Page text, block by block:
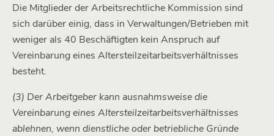
Die Mitglieder der Arbeitsrechtliche Kommission sind
sich darüber einig, dass in Verwaltungen/Betrieben mit
weniger als 40 Beschäftigten kein Anspruch auf
Vereinbarung eines Altersteilzeitarbeitsverhältnisses
besteht.
(3) Der Arbeitgeber kann ausnahmsweise die
Vereinbarung eines Altersteilzeitarbeitsverhältnisses
ablehnen, wenn dienstliche oder betriebliche Gründe